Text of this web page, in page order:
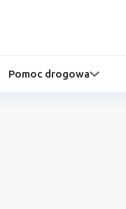
Pomoc drogowa